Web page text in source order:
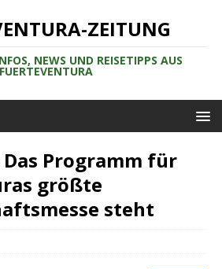
ZEITUNG
NEWS UND REISETIPPS AUS
FUERTEVENTURA
Das Programm für
größte
steht